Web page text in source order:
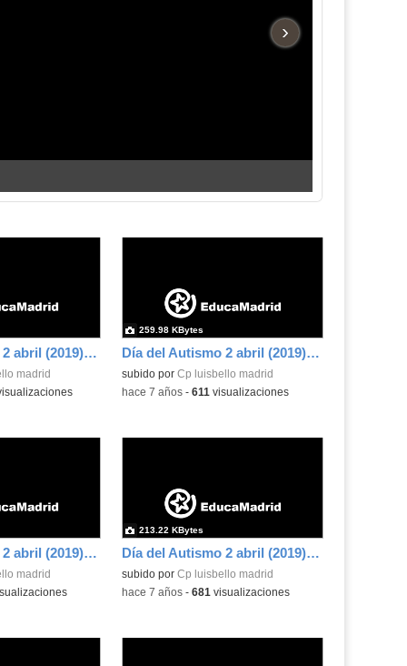
›
Día del Autismo 2 abril (2019) 10
madrid
Día del Autismo 2 abril (2019) 11
subido por Cp luisbello madrid
259.98 KBytes
-hace 7 años- 611 visualizaciones
Día del Autismo 2 abril (2019) 14
madrid
Día del Autismo 2 abril (2019) 15
subido por Cp luisbello madrid
213.22 KBytes
-hace 7 años- 681 visualizaciones